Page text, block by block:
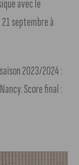
avec le
septembre à
2023/2024 :
Score final :